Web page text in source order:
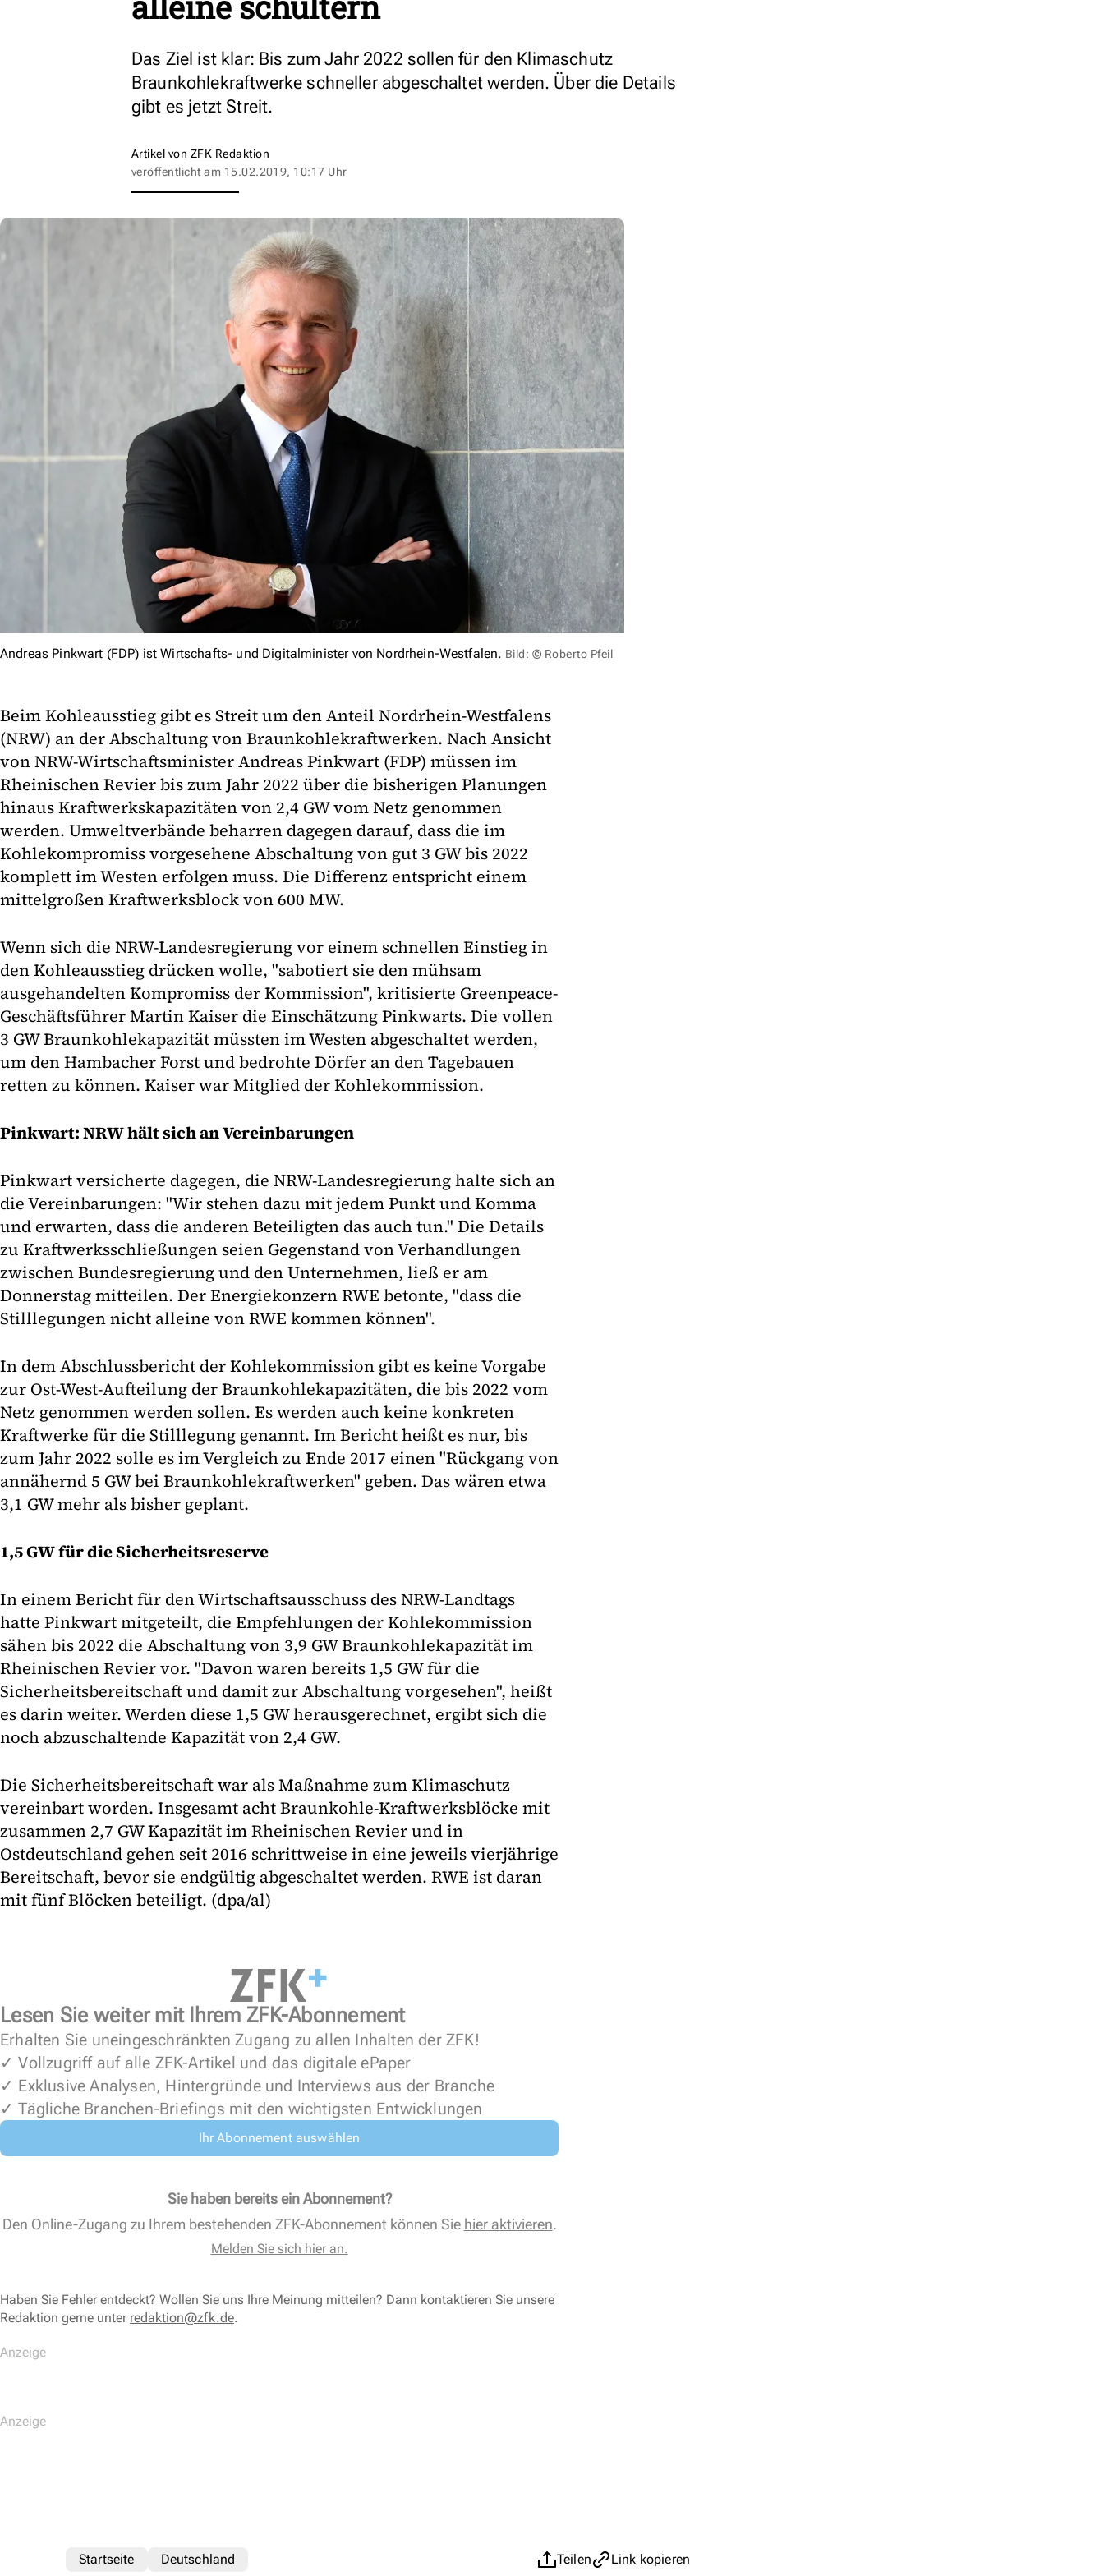
Das Ziel ist klar: Bis zum Jahr 2022 sollen für den Klimaschutz
Braunkohlekraftwerke schneller abgeschaltet werden. Über die Details
gibt es jetzt Streit.
Artikel von ZFK Redaktion
veröffentlicht am 15.02.2019, 10:17 Uhr
Andreas Pinkwart (FDP) ist Wirtschafts- und Digitalminister von Nordrhein-Westfalen. Bild: © Roberto Pfeil
Beim Kohleausstieg gibt es Streit um den Anteil Nordrhein-Westfalens
(NRW) an der Abschaltung von Braunkohlekraftwerken. Nach Ansicht
von NRW-Wirtschaftsminister Andreas Pinkwart (FDP) müssen im
Rheinischen Revier bis zum Jahr 2022 über die bisherigen Planungen
hinaus Kraftwerkskapazitäten von 2,4 GW vom Netz genommen
werden. Umweltverbände beharren dagegen darauf, dass die im
Kohlekompromiss vorgesehene Abschaltung von gut 3 GW bis 2022
komplett im Westen erfolgen muss. Die Differenz entspricht einem
mittelgroßen Kraftwerksblock von 600 MW.
Wenn sich die NRW-Landesregierung vor einem schnellen Einstieg in
den Kohleausstieg drücken wolle, "sabotiert sie den mühsam
ausgehandelten Kompromiss der Kommission", kritisierte Greenpeace-
Geschäftsführer Martin Kaiser die Einschätzung Pinkwarts. Die vollen
3 GW Braunkohlekapazität müssten im Westen abgeschaltet werden,
um den Hambacher Forst und bedrohte Dörfer an den Tagebauen
retten zu können. Kaiser war Mitglied der Kohlekommission.
Pinkwart: NRW hält sich an Vereinbarungen
Pinkwart versicherte dagegen, die NRW-Landesregierung halte sich an
die Vereinbarungen: "Wir stehen dazu mit jedem Punkt und Komma
und erwarten, dass die anderen Beteiligten das auch tun." Die Details
zu Kraftwerksschließungen seien Gegenstand von Verhandlungen
zwischen Bundesregierung und den Unternehmen, ließ er am
Donnerstag mitteilen. Der Energiekonzern RWE betonte, "dass die
Stilllegungen nicht alleine von RWE kommen können".
In dem Abschlussbericht der Kohlekommission gibt es keine Vorgabe
zur Ost-West-Aufteilung der Braunkohlekapazitäten, die bis 2022 vom
Netz genommen werden sollen. Es werden auch keine konkreten
Kraftwerke für die Stilllegung genannt. Im Bericht heißt es nur, bis
zum Jahr 2022 solle es im Vergleich zu Ende 2017 einen "Rückgang von
annähernd 5 GW bei Braunkohlekraftwerken" geben. Das wären etwa
3,1 GW mehr als bisher geplant.
1,5 GW für die Sicherheitsreserve
In einem Bericht für den Wirtschaftsausschuss des NRW-Landtags
hatte Pinkwart mitgeteilt, die Empfehlungen der Kohlekommission
sähen bis 2022 die Abschaltung von 3,9 GW Braunkohlekapazität im
Rheinischen Revier vor. "Davon waren bereits 1,5 GW für die
Sicherheitsbereitschaft und damit zur Abschaltung vorgesehen", heißt
es darin weiter. Werden diese 1,5 GW herausgerechnet, ergibt sich die
noch abzuschaltende Kapazität von 2,4 GW.
Die Sicherheitsbereitschaft war als Maßnahme zum Klimaschutz
vereinbart worden. Insgesamt acht Braunkohle-Kraftwerksblöcke mit
zusammen 2,7 GW Kapazität im Rheinischen Revier und in
Ostdeutschland gehen seit 2016 schrittweise in eine jeweils vierjährige
Bereitschaft, bevor sie endgültig abgeschaltet werden. RWE ist daran
mit fünf Blöcken beteiligt. (dpa/al)
Lesen Sie weiter mit Ihrem ZFK-Abonnement
Erhalten Sie uneingeschränkten Zugang zu allen Inhalten der ZFK!
✓ Vollzugriff auf alle ZFK-Artikel und das digitale ePaper
✓ Exklusive Analysen, Hintergründe und Interviews aus der Branche
✓ Tägliche Branchen-Briefings mit den wichtigsten Entwicklungen
Ihr Abonnement auswählen
Sie haben bereits ein Abonnement?
Den Online-Zugang zu Ihrem bestehenden ZFK-Abonnement können Sie hier aktivieren.
Melden Sie sich hier an.
Haben Sie Fehler entdeckt? Wollen Sie uns Ihre Meinung mitteilen? Dann kontaktieren Sie unsere
Redaktion gerne unter redaktion@zfk.de.
Teilen Link kopieren
Startseite Deutschland